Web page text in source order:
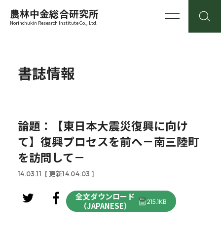
農林中金総合研究所
Norinchukin Research Institute Co., Ltd.
書誌情報
論題：【東日本大震災復興に向け
て】復興プロセスを前へ－南三陸町
を訪問して－
14.03.11 [ 更新14.04.03 ]
全文ダウンロード
（JAPANESE）
215.1KB